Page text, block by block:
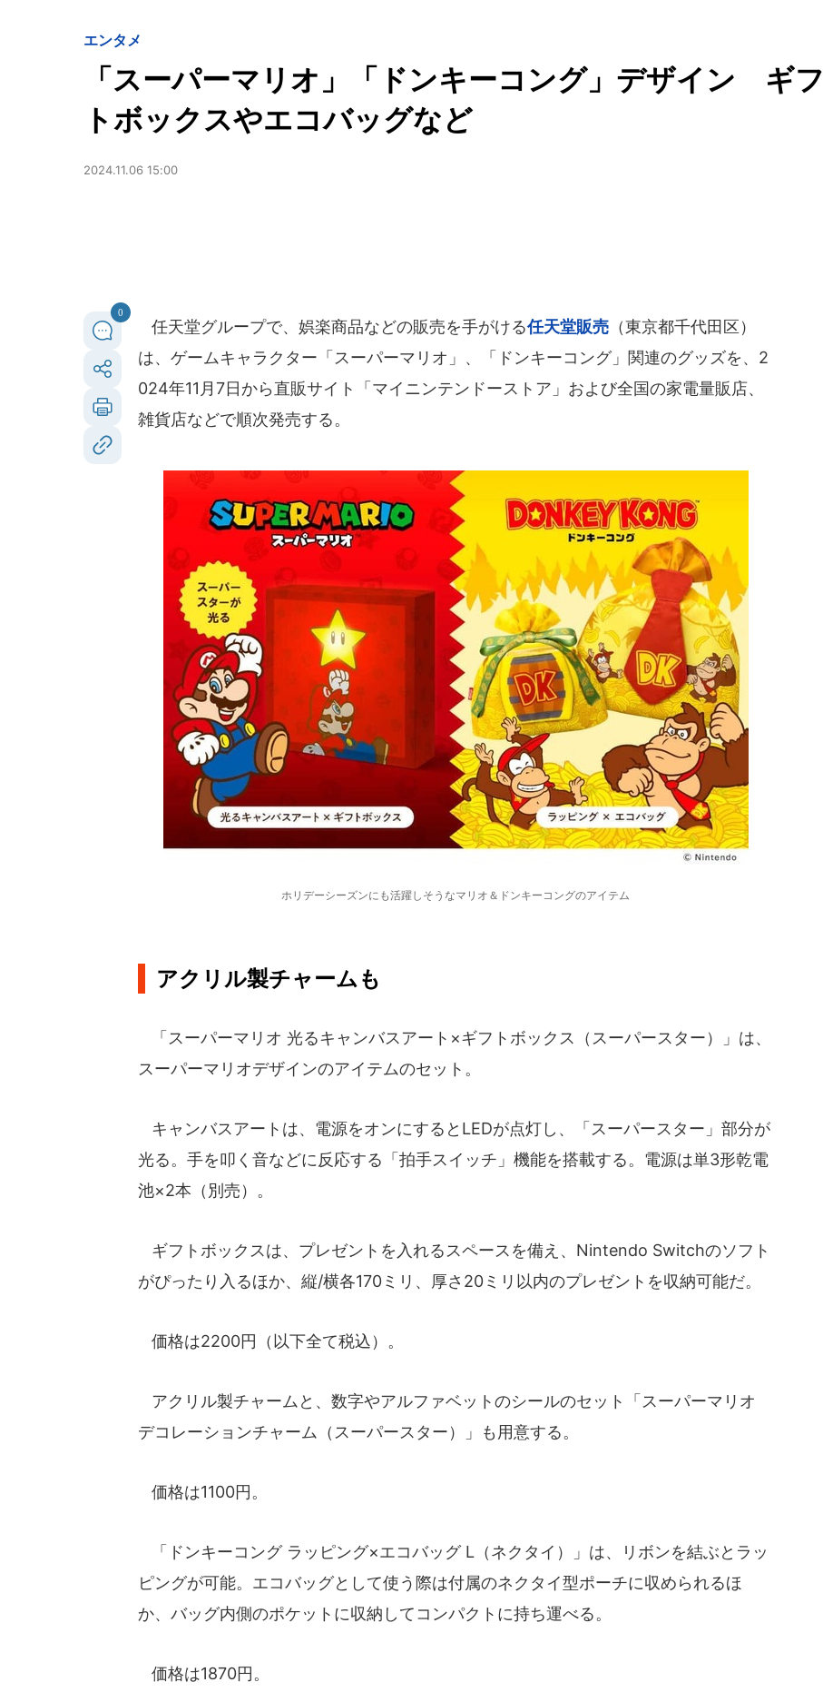
エンタメ
「スーパーマリオ」「ドンキーコング」デザイン ギフ
トボックスやエコバッグなど
2024.11.06 15:00
0
任天堂グループで、娯楽商品などの販売を手がける任天堂販売 （東京都千代田区）
は、ゲームキャラクター「スーパーマリオ」、「ドンキーコング」関連のグッズを、2
024年11月7日から直販サイト「マイニンテンドーストア」および全国の家電量販店、
雑貨店などで順次発売する。
ホリデーシーズンにも活躍しそうなマリオ＆ドンキーコングのアイテム
アクリル製チャームも
「スーパーマリオ 光るキャンバスアート×ギフトボックス（スーパースター）」は、
スーパーマリオデザインのアイテムのセット。
キャンバスアートは、電源をオンにするとLEDが点灯し、「スーパースター」部分が
光る。手を叩く音などに反応する「拍手スイッチ」機能を搭載する。電源は単3形乾電
池×2本（別売）。
ギフトボックスは、プレゼントを入れるスペースを備え、Nintendo Switchのソフト
がぴったり入るほか、縦/横各170ミリ、厚さ20ミリ以内のプレゼントを収納可能だ。
価格は2200円（以下全て税込）。
アクリル製チャームと、数字やアルファベットのシールのセット「スーパーマリオ
デコレーションチャーム（スーパースター）」も用意する。
価格は1100円。
「ドンキーコング ラッピング×エコバッグ L（ネクタイ）」は、リボンを結ぶとラッ
ピングが可能。エコバッグとして使う際は付属のネクタイ型ポーチに収められるほ
か、バッグ内側のポケットに収納してコンパクトに持ち運べる。
価格は1870円。